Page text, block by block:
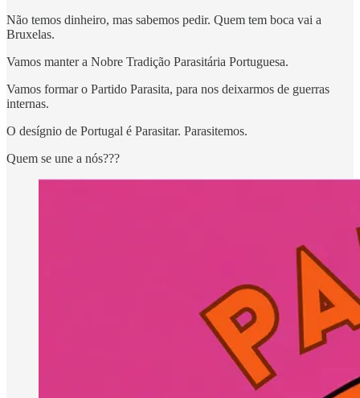
Não temos dinheiro, mas sabemos pedir. Quem tem boca vai a
Bruxelas.
Vamos manter a Nobre Tradição Parasitária Portuguesa.
Vamos formar o Partido Parasita, para nos deixarmos de guerras
internas.
O desígnio de Portugal é Parasitar. Parasitemos.
Quem se une a nós???